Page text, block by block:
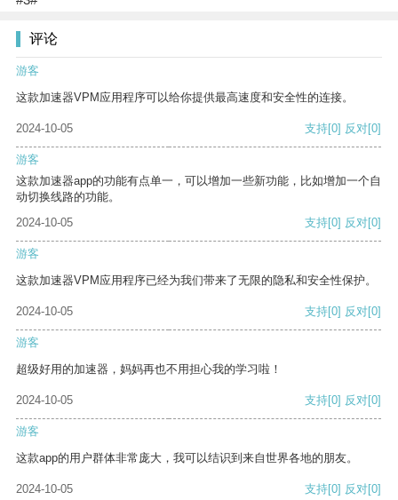
评论
游客
这款加速器VPM应用程序可以给你提供最高速度和安全性的连接。
2024-10-05 支持[0] 反对[0]
游客
这款加速器app的功能有点单一，可以增加一些新功能，比如增加一个自
动切换线路的功能。
2024-10-05
支持[0] 反对[0]
游客
这款加速器VPM应用程序已经为我们带来了无限的隐私和安全性保护。
2024-10-05 支持[0] 反对[0]
游客
超级好用的加速器，妈妈再也不用担心我的学习啦！
2024-10-05 支持[0] 反对[0]
游客
这款app的用户群体非常庞大，我可以结识到来自世界各地的朋友。
2024-10-05 支持[0] 反对[0]